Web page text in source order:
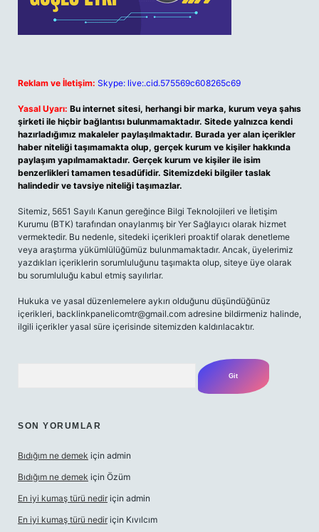
Reklam ve İletişim: Skype: live:.cid.575569c608265c69
Yasal Uyarı: Bu internet sitesi, herhangi bir marka, kurum veya şahıs
şirketi ile hiçbir bağlantısı bulunmamaktadır. Sitede yalnızca kendi
hazırladığımız makaleler paylaşılmaktadır. Burada yer alan içerikler
haber niteliği taşımamakta olup, gerçek kurum ve kişiler hakkında
paylaşım yapılmamaktadır. Gerçek kurum ve kişiler ile isim
benzerlikleri tamamen tesadüfidir. Sitemizdeki bilgiler taslak
halindedir ve tavsiye niteliği taşımazlar.
Sitemiz, 5651 Sayılı Kanun gereğince Bilgi Teknolojileri ve İletişim
Kurumu (BTK) tarafından onaylanmış bir Yer Sağlayıcı olarak hizmet
vermektedir. Bu nedenle, sitedeki içerikleri proaktif olarak denetleme
veya araştırma yükümlülüğümüz bulunmamaktadır. Ancak, üyelerimiz
yazdıkları içeriklerin sorumluluğunu taşımakta olup, siteye üye olarak
bu sorumluluğu kabul etmiş sayılırlar.
Hukuka ve yasal düzenlemelere aykırı olduğunu düşündüğünüz
içerikleri, backlinkpanelicomtr@gmail.com adresine bildirmeniz halinde,
ilgili içerikler yasal süre içerisinde sitemizden kaldırılacaktır.
SON YORUMLAR
Bıdığım ne demek için admin
Bıdığım ne demek için Özüm
En iyi kumaş türü nedir için admin
En iyi kumaş türü nedir için Kıvılcım